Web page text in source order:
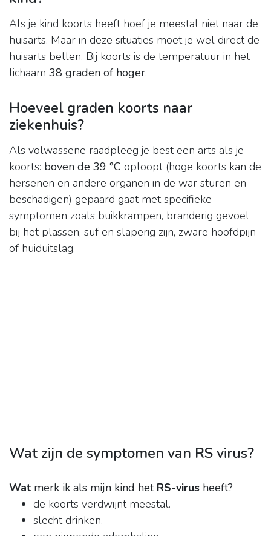
Als je kind koorts heeft hoef je meestal niet naar de
huisarts. Maar in deze situaties moet je wel direct de
huisarts bellen. Bij koorts is de temperatuur in het
lichaam 38 graden of hoger.
Hoeveel graden koorts naar
ziekenhuis?
Als volwassene raadpleeg je best een arts als je
koorts: boven de 39 °C oploopt (hoge koorts kan de
hersenen en andere organen in de war sturen en
beschadigen) gepaard gaat met specifieke
symptomen zoals buikkrampen, branderig gevoel
bij het plassen, suf en slaperig zijn, zware hoofdpijn
of huiduitslag.
Wat zijn de symptomen van RS virus?
Wat merk ik als mijn kind het RS-virus heeft?
de koorts verdwijnt meestal.
slecht drinken.